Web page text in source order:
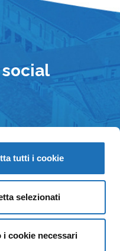
tutti i cookie
selezionati
i cookie necessari